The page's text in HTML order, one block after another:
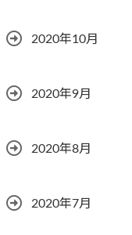
2020年10月
2020年9月
2020年8月
2020年7月